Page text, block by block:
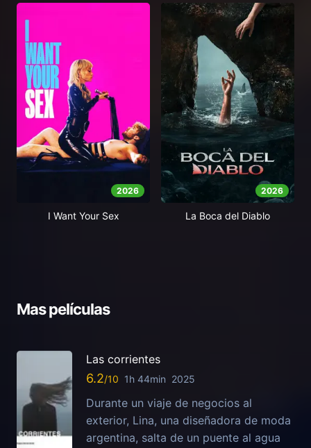
2026
I Want Your Sex
2026
La Boca del Diablo
Mas películas
Las corrientes
6.2 1h 44min 2025
Durante un viaje de negocios al
exterior, Lina, una diseñadora de moda
argentina, salta de un puente al agua